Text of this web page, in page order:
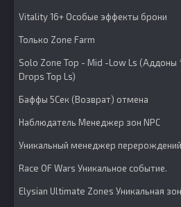
Vitality 16+ Особые эффекты брони
Только Zone Farm
Solo Zone Top - Mid -Low Ls (Аддоны
Drops Top Ls)
Баффы 5Сек (Возврат) отмена
Наблюдатель Менеджер зон NPC
Уникальный менеджер
Race OF Wars Уникальное событие.
Elysian Ultimate Zones Уникальная